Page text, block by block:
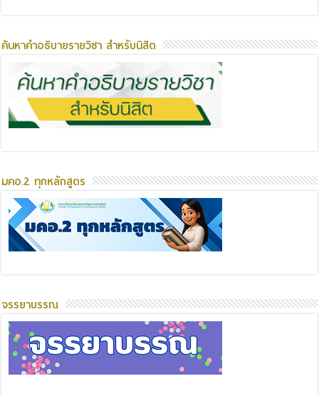
ค้นหาคำอธิบายรายวิชา สำหรับนิสิต
มคอ.2 ทุกหลักสูตร
จรรยาบรรณ